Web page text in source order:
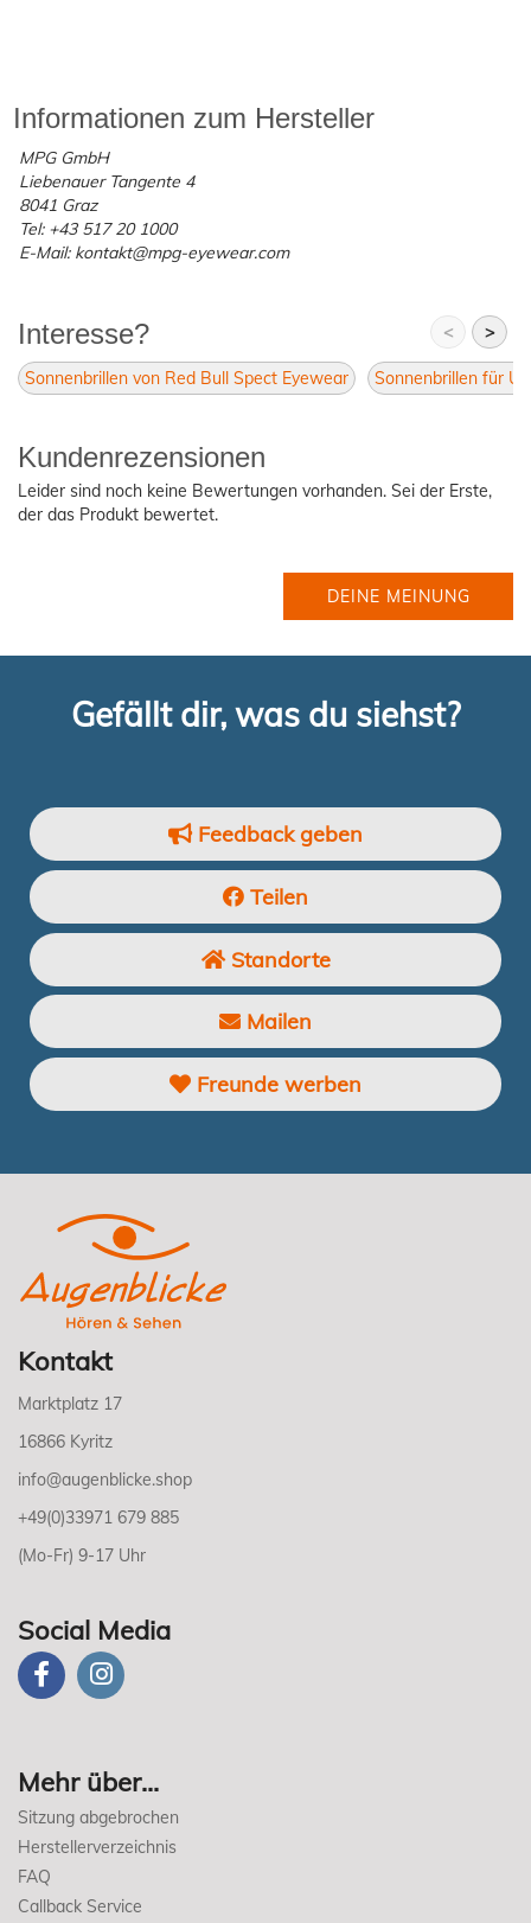
Informationen zum Hersteller
MPG GmbH
Liebenauer Tangente 4
8041 Graz
Tel: +43 517 20 1000
E-Mail: kontakt@mpg-eyewear.com
Interesse? < >
Sonnenbrillen von Red Bull Spect Eyewear Sonnenbrillen für
Kundenrezensionen
Leider sind noch keine Bewertungen vorhanden. Sei der Erste,
der das Produkt bewertet.
DEINE MEINUNG
Gefällt dir, was du siehst?
Feedback geben
Teilen
Standorte
Mailen
Freunde werben
Kontakt
Marktplatz 17
16866 Kyritz
info@augenblicke.shop
+49(0)33971 679 885
(Mo-Fr) 9-17 Uhr
Social Media
Mehr über...
Sitzung abgebrochen
Herstellerverzeichnis
FAQ
Callback Service